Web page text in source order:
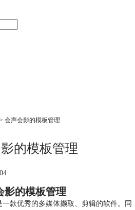
> 会声会影的模板管理
的模板管理
影的模板管理
款优秀的多媒体撷取、剪辑的软件。同